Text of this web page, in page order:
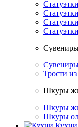
Сувениры
Сувениры
Трости из
Шкуры
Шкуры
Шкуры
Кухни